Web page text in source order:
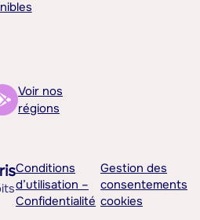
Voir nos
régions
Conditions
d’utilisation –
Confidentialité
Gestion des
consentements
cookies